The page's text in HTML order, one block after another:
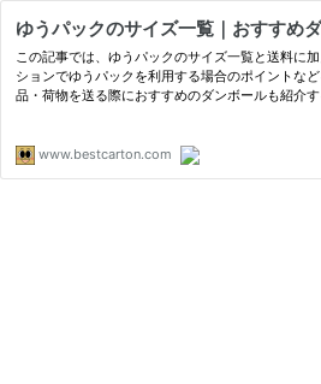
ゆうパックのサイズ一覧｜おすすめ
この記事では、ゆうパックのサイズ一覧と送料に
ションでゆうパックを利用する場合のポイントな
品・荷物を送る際におすすめのダンボールも紹介
www.bestcarton.com